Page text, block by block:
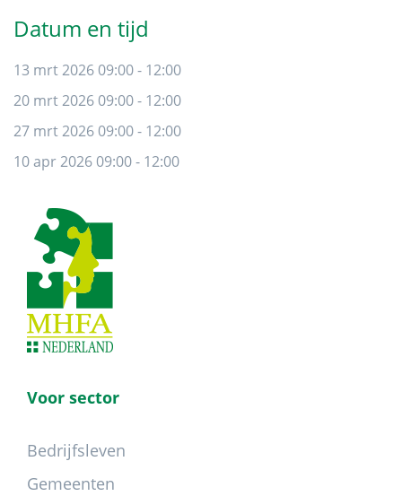
Datum en tijd
13 mrt 2026 09:00 - 12:00
20 mrt 2026 09:00 - 12:00
27 mrt 2026 09:00 - 12:00
10 apr 2026 09:00 - 12:00
Footer
Voor sector
Bedrijfsleven
Gemeenten